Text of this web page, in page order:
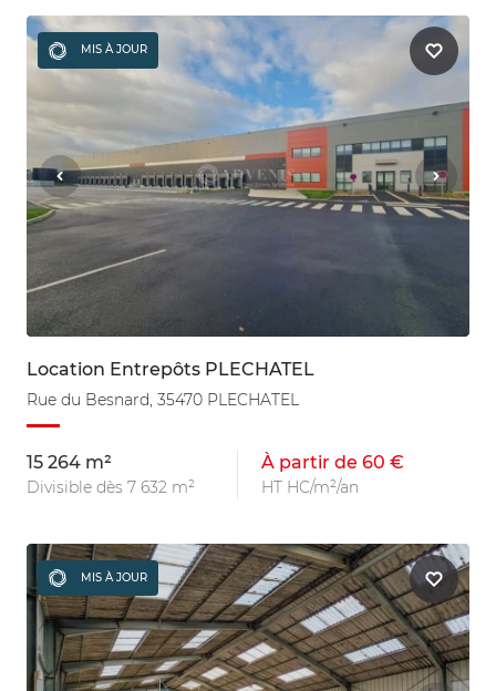
MIS À JOUR
Location Entrepôts PLECHATEL
Rue du Besnard, 35470 PLECHATEL
15 264 m²
Divisible dès 7 632 m²
À partir de 60 €
HT HC/m²/an
MIS À JOUR